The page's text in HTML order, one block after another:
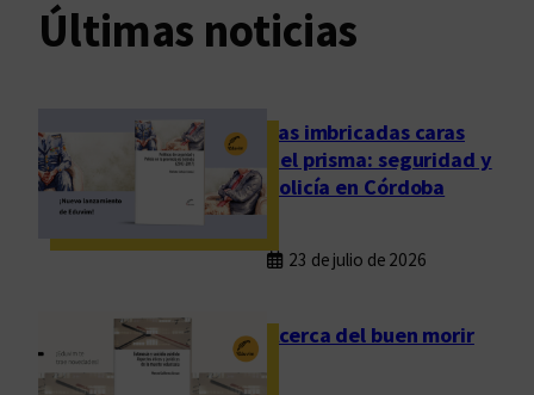
Últimas noticias
Las imbricadas caras
del prisma: seguridad y
policía en Córdoba
23 de julio de 2026
Acerca del buen morir